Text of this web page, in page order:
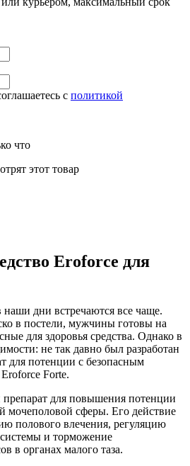
с политикой
что
этот товар
Eroforce для
дни встречаются все чаще.
в постели, мужчины готовы на
для здоровья средства. Однако в
не так давно был разработан
для потенции с безопасным
Forte.
для повышения потенции
мочеполовой сферы. Его действие
полового влечения, регуляцию
и торможение
в органах малого таза.